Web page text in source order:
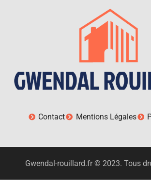
Contact Mentions Légales
Gwendal-rouillard.fr © 2023. Tous